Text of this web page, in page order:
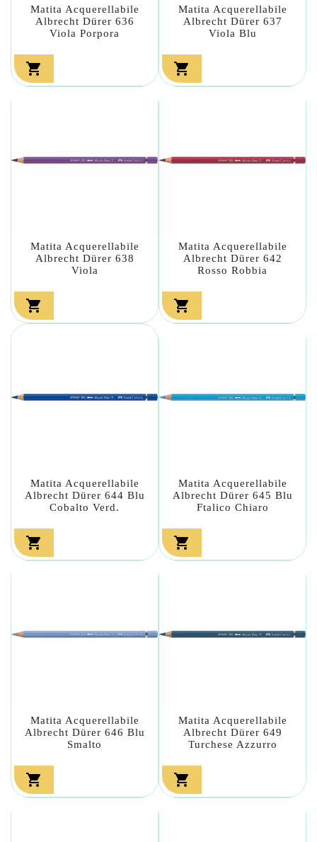
Matita Acquerellabile
Albrecht Dürer 636
Viola Porpora

Matita Acquerellabile
Albrecht Dürer 637
Viola Blu

Matita Acquerellabile
Albrecht Dürer 638
Viola

Matita Acquerellabile
Albrecht Dürer 642
Rosso Robbia

Matita Acquerellabile
Albrecht Dürer 644 Blu
Cobalto Verd.

Matita Acquerellabile
Albrecht Dürer 645 Blu
Ftalico Chiaro

Matita Acquerellabile
Albrecht Dürer 646 Blu
Smalto

Matita Acquerellabile
Albrecht Dürer 649
Turchese Azzurro
